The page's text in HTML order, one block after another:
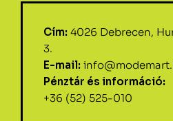
Cím: 4026 Debrecen,
3.
E-mail:
Pénztár és információ:
+36 (52) 525-010